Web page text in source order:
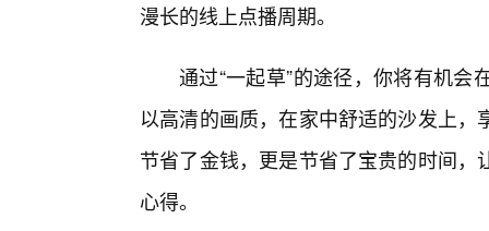
漫长的线上点播周期。
通过“一起草”的途径，你将有机
以高清的画质，在家中舒适的沙发上
节省了金钱，更是节省了宝贵的时间
心得。